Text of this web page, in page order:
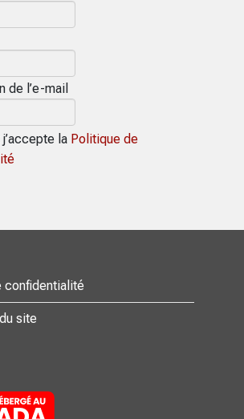
de l’e-mail
j’accepte la Politique de
confidentialité
site